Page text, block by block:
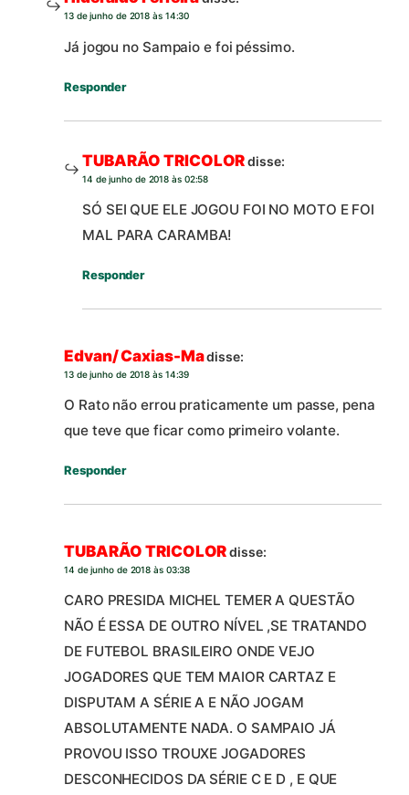
13 de junho de 2018 às 14:30
Já jogou no Sampaio e foi péssimo.
Responder
TUBARÃO TRICOLORdisse:
14 de junho de 2018 às 02:58
SÓ SEI QUE ELE JOGOU FOI NO MOTO E FOI
MAL PARA CARAMBA!
Responder
Edvan/ Caxias-Madisse:
13 de junho de 2018 às 14:39
O Rato não errou praticamente um passe, pena
que teve que ficar como primeiro volante.
Responder
TUBARÃO TRICOLORdisse:
14 de junho de 2018 às 03:38
CARO PRESIDA MICHEL TEMER A QUESTÃO
NÃO É ESSA DE OUTRO NÍVEL ,SE TRATANDO
DE FUTEBOL BRASILEIRO ONDE VEJO
JOGADORES QUE TEM MAIOR CARTAZ E
DISPUTAM A SÉRIE A E NÃO JOGAM
ABSOLUTAMENTE NADA. O SAMPAIO JÁ
PROVOU ISSO TROUXE JOGADORES
DESCONHECIDOS DA SÉRIE C E D , E QUE